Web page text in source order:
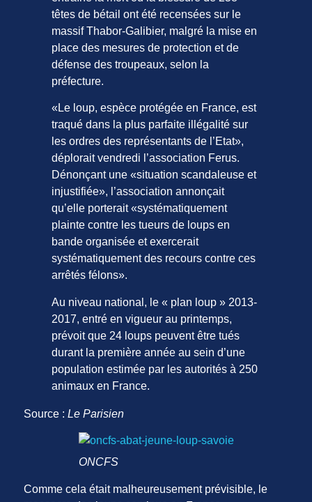
têtes de bétail ont été recensées sur le
massif Thabor-Galibier, malgré la mise en
place des mesures de protection et de
défense des troupeaux, selon la
préfecture.
«Le loup, espèce protégée en France, est
traqué dans la plus parfaite illégalité sur
les ordres des représentants de l’Etat»,
déplorait vendredi l’association Ferus.
Dénonçant une «situation scandaleuse et
injustifiée», l’association annonçait
qu’elle porterait «systématiquement
plainte contre les tueurs de loups en
bande organisée et exercerait
systématiquement des recours contre ces
arrêtés félons».
Au niveau national, le « plan loup » 2013-
2017, entré en vigueur au printemps,
prévoit que 24 loups peuvent être tués
durant la première année au sein d’une
population estimée par les autorités à 250
animaux en France.
Source :Le Parisien
ONCFS
Comme cela était malheureusement prévisible, le